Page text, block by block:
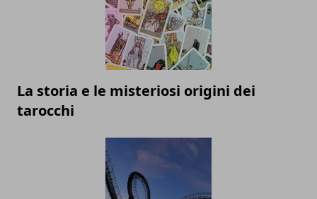
La storia e le misteriosi origini dei
tarocchi